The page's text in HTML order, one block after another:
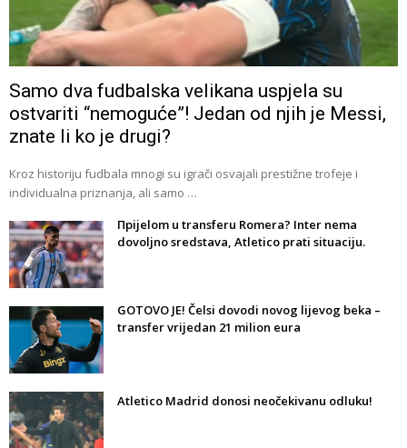
Samo dva fudbalska velikana uspjela su
ostvariti “nemoguće”! Jedan od njih je Messi,
znate li ko je drugi?
Kroz historiju fudbala mnogi su igrači osvajali prestižne trofeje i
individualna priznanja, ali samo …
Прijelom u transferu Romera? Inter nema
dovoljno sredstava, Atletico prati situaciju.
GOTOVO JE! Čelsi dovodi novog lijevog beka –
transfer vrijedan 21 milion eura
Atletico Madrid donosi neočekivanu odluku!